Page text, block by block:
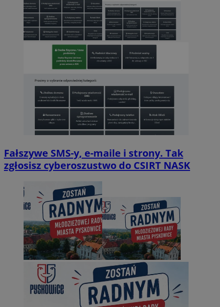
Fałszywe SMS-y, e-maile i strony. Tak
zgłosisz cyberoszustwo do CSIRT NASK